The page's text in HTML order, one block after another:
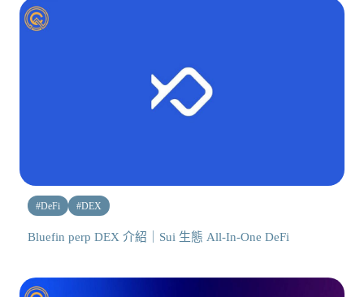
#DeFi #DEX
Bluefin perp DEX 介紹｜Sui 生態 All-In-One DeFi